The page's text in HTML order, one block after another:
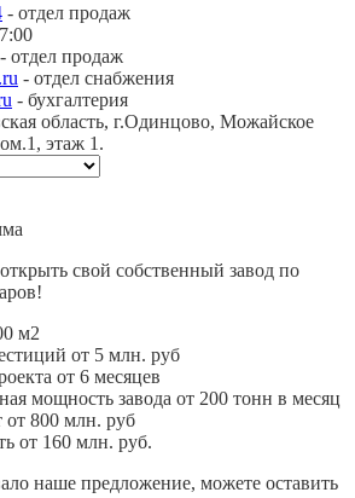
- отдел продаж
- отдел продаж
- отдел снабжения
- бухгалтерия
область, г.Одинцово, Можайское
этаж 1.
свой собственный завод по
м2
от 5 млн. руб
от 6 месяцев
мощность завода от 200 тонн в месяц
от 800 млн. руб
от 160 млн. руб.
наше предложение, можете оставить